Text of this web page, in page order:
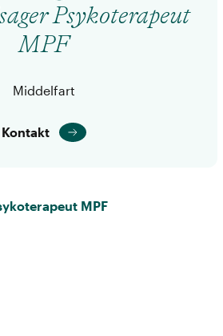
Psykoterapeut
MPF
Middelfart
Kontakt
MPF